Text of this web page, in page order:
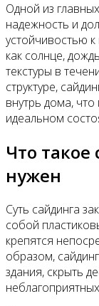
Одной из
надежность и
устойчивостью
как солнце,
текстуры в
структуре,
внутрь дома,
идеальном
Что
нужен
Суть сайдинга
собой
крепятся
образом,
здания, скрыть